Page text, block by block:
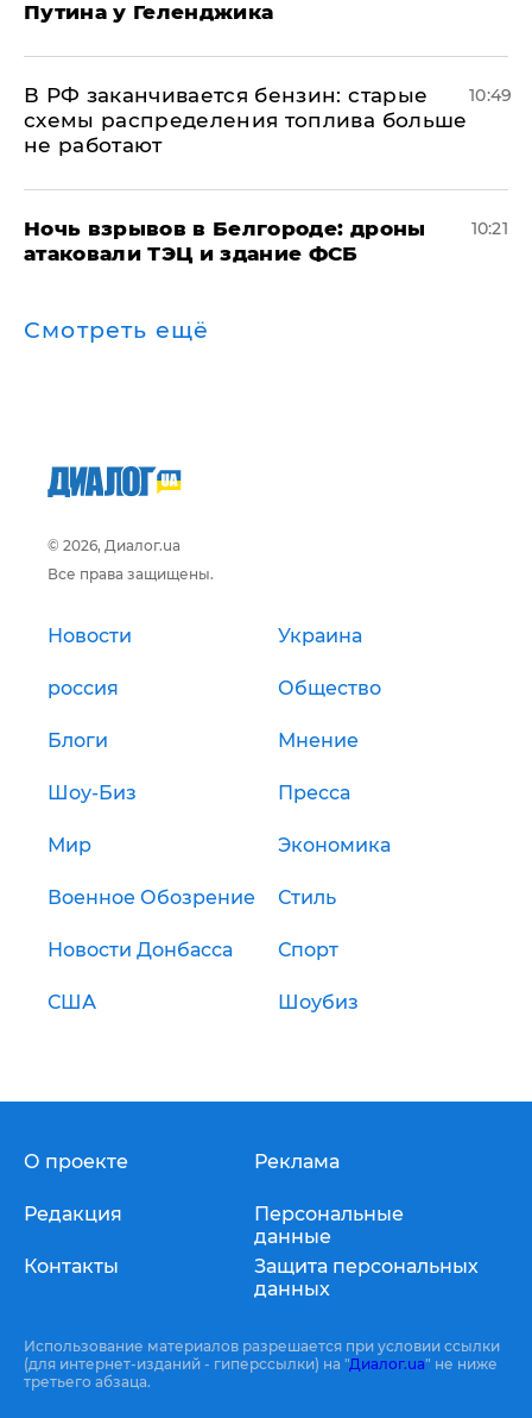
Путина у Геленджика
​В РФ заканчивается бензин: старые
схемы распределения топлива больше
не работают
10:49
​Ночь взрывов в Белгороде: дроны
атаковали ТЭЦ и здание ФСБ
10:21
Смотреть ещё
© 2026, Диалог.ua
Все права защищены.
Новости Украина
россия Общество
Блоги Мнение
Шоу-Биз Пресса
Мир Экономика
Военное Обозрение Стиль
Новости Донбасса Спорт
США Шоубиз
О проекте
Редакция
Контакты
Реклама
Персональные
данные
Защита персональных
данных
Использование материалов разрешается при условии ссылки
(для интернет-изданий - гиперссылки) на "Диалог.ua" не ниже
третьего абзаца.